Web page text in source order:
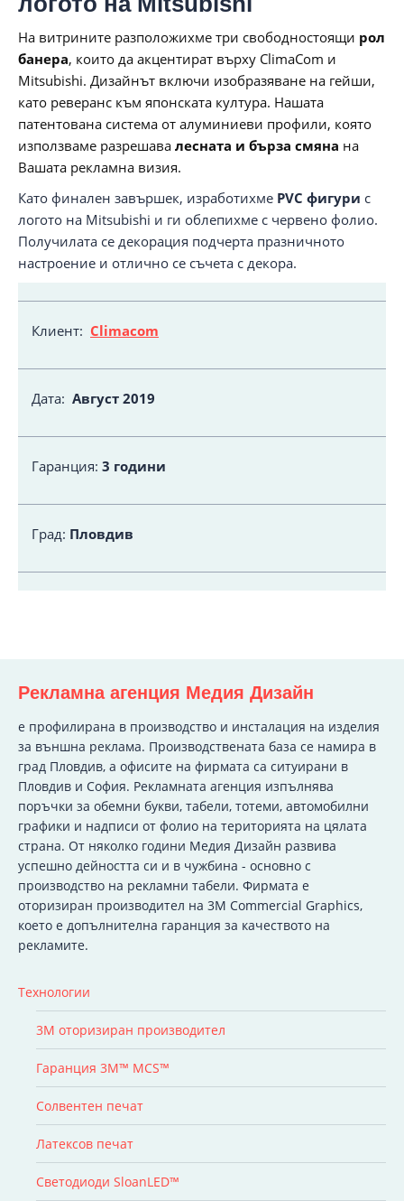
На витрините разположихме три свободностоящи рол
банера, които да акцентират върху ClimaCom и
Mitsubishi. Дизайнът включи изобразяване на гейши,
като реверанс към японската култура. Нашата
патентована система от алуминиеви профили, която
използваме разрешава лесната и бърза смяна на
Вашата рекламна визия.
Като финален завършек, изработихме PVC фигури с
логото на Mitsubishi и ги облепихме с червено фолио.
Получилата се декорация подчерта празничното
настроение и отлично се съчета с декора.
Клиент: Climacom
Дата: Август 2019
Гаранция: 3 години
Град: Пловдив
Рекламна агенция Медия Дизайн
e профилирана в производство и инсталация на изделия
за външна реклама. Производствената база се намира в
град Пловдив, а офисите на фирмата са ситуирани в
Пловдив и София. Рекламната агенция изпълнява
поръчки за обемни букви, табели, тотеми, автомобилни
графики и надписи от фолио на територията на цялата
страна. От няколко години Медия Дизайн развива
успешно дейността си и в чужбина - основно с
производство на рекламни табели. Фирмата е
оторизиран производител на 3M Commercial Graphics,
което е допълнителна гаранция за качеството на
рекламите.
Технологии
3M оторизиран производител
Гаранция 3M™ MCS™
Солвентен печат
Латексов печат
Светодиоди SloanLED™